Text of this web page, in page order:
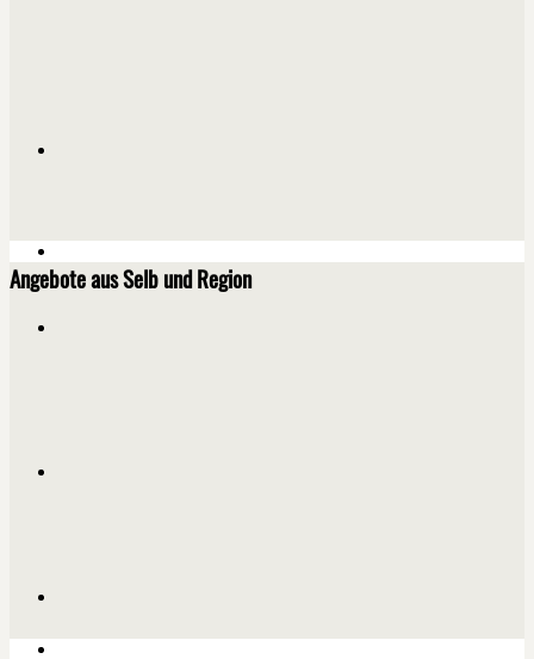
Angebote aus Selb und Region